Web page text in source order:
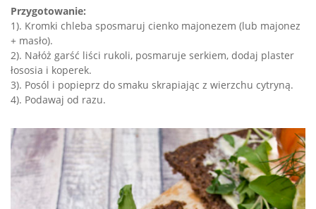
Przygotowanie:
1). Kromki chleba sposmaruj cienko majonezem (lub majonez
+ masło).
2). Nałóż garść liści rukoli, posmaruje serkiem, dodaj plaster
łososia i koperek.
3). Posól i popieprz do smaku skrapiając z wierzchu cytryną.
4). Podawaj od razu.